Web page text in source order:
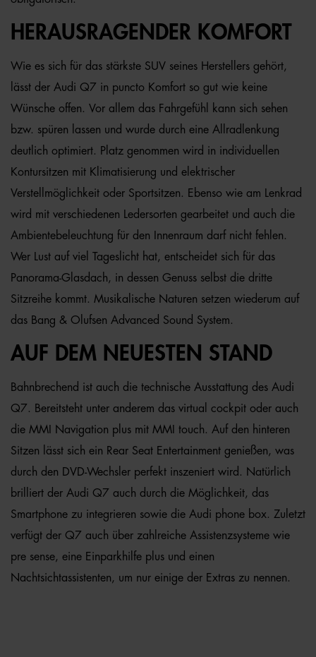
HERAUSRAGENDER KOMFORT
Wie es sich für das stärkste SUV seines Herstellers gehört,
lässt der Audi Q7 in puncto Komfort so gut wie keine
Wünsche offen. Vor allem das Fahrgefühl kann sich sehen
bzw. spüren lassen und wurde durch eine Allradlenkung
deutlich optimiert. Platz genommen wird in individuellen
Kontursitzen mit Klimatisierung und elektrischer
Verstellmöglichkeit oder Sportsitzen. Ebenso wie am Lenkrad
wird mit verschiedenen Ledersorten gearbeitet und auch die
Ambientebeleuchtung für den Innenraum darf nicht fehlen.
Wer Lust auf viel Tageslicht hat, entscheidet sich für das
Panorama-Glasdach, in dessen Genuss selbst die dritte
Sitzreihe kommt. Musikalische Naturen setzen wiederum auf
das Bang & Olufsen Advanced Sound System.
AUF DEM NEUESTEN STAND
Bahnbrechend ist auch die technische Ausstattung des Audi
Q7. Bereitsteht unter anderem das virtual cockpit oder auch
die MMI Navigation plus mit MMI touch. Auf den hinteren
Sitzen lässt sich ein Rear Seat Entertainment genießen, was
durch den DVD-Wechsler perfekt inszeniert wird. Natürlich
brilliert der Audi Q7 auch durch die Möglichkeit, das
Smartphone zu integrieren sowie die Audi phone box. Zuletzt
verfügt der Q7 auch über zahlreiche Assistenzsysteme wie
pre sense, eine Einparkhilfe plus und einen
Nachtsichtassistenten, um nur einige der Extras zu nennen.